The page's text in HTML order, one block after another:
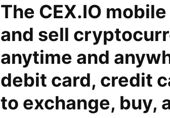
The CEX.IO
and sell
anytime and
debit card, credit
to exchange, buy,